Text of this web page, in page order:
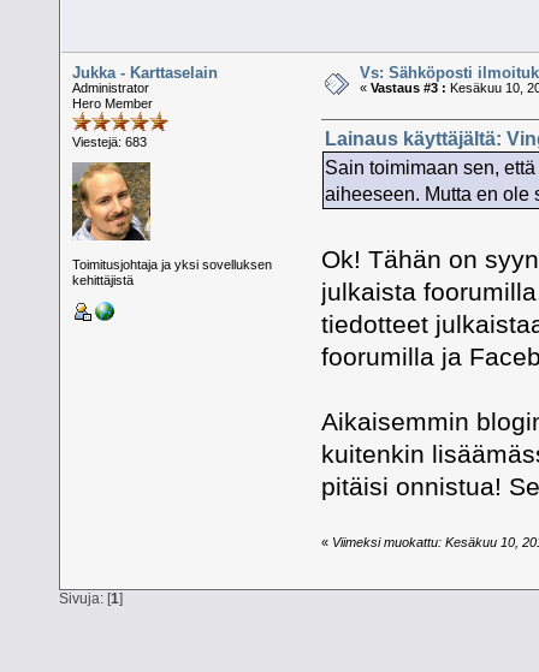
Jukka - Karttaselain
Administrator
Hero Member
Viestejä: 683
Toimitusjohtaja ja yksi sovelluksen
kehittäjistä
Vs: Sähköposti
«Vastaus #3 : Kesäkuu 10,
Lainaus käyttäjältä:
Sain toimimaan sen,
aiheeseen. Mutta en ole
Ok! Tähän on
julkaista
tiedotteet
foorumilla ja
Aikaisemmin
kuitenkin
pitäisi onnistua!
« Viimeksi muokattu: Kesäkuu 10,
Sivuja: [1]